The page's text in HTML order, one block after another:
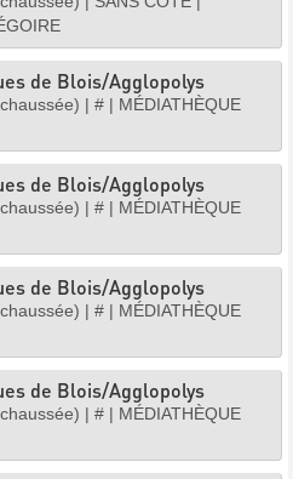
de Blois/Agglopolys
| # | MÉDIATHÈQUE
de Blois/Agglopolys
| # | MÉDIATHÈQUE
de Blois/Agglopolys
| # | MÉDIATHÈQUE
de Blois/Agglopolys
| # | MÉDIATHÈQUE